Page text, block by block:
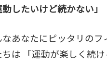
動したいけど続かない
なあなたにピッタリの
は 「運動が楽しく続